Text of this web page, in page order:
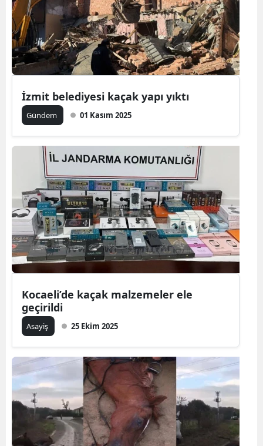
İzmit belediyesi kaçak yapı yıktı
Gündem 01 Kasım 2025
Kocaeli’de kaçak malzemeler ele
geçirildi
Asayiş 25 Ekim 2025